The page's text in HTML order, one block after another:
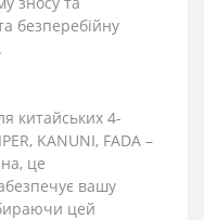
безперебійну
китайських 4-
KANUNI, FADA –
це
вашу
цей